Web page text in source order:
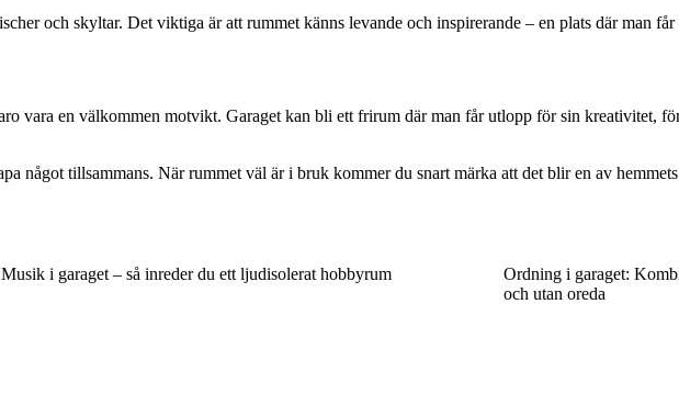
och skyltar. Det viktiga är att rummet känns levande och inspirerande – en plats där man får
vara en välkommen motvikt. Garaget kan bli ett frirum där man får utlopp för sin kreativitet,
något tillsammans. När rummet väl är i bruk kommer du snart märka att det blir en av hemmets
Musik i garaget – så inreder du ett ljudisolerat hobbyrum
Ordning i garaget:
och utan oreda